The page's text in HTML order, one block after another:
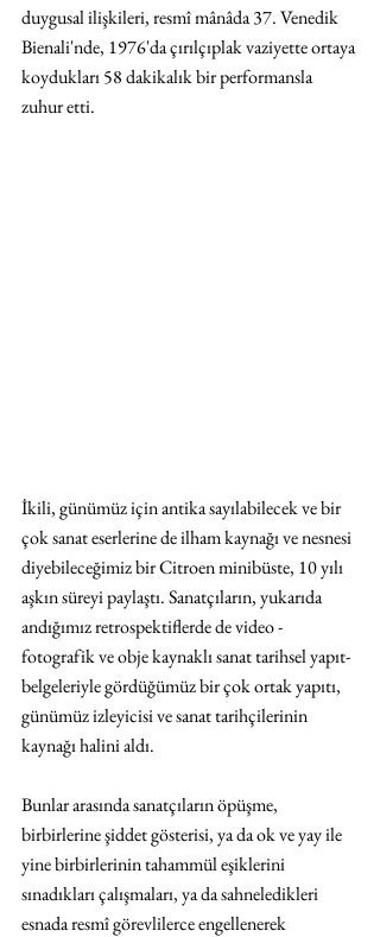
duygusal ilişkileri, resmî mânâda 37. Venedik
Bienali'nde, 1976'da çırılçıplak vaziyette ortaya
koydukları 58 dakikalık bir performansla
zuhur etti.
İkili, günümüz için antika sayılabilecek ve bir
çok sanat eserlerine de ilham kaynağı ve nesnesi
diyebileceğimiz bir Citroen minibüste, 10 yılı
aşkın süreyi paylaştı. Sanatçıların, yukarıda
andığımız retrospektiflerde de video -
fotografik ve obje kaynaklı sanat tarihsel yapıt-
belgeleriyle gördüğümüz bir çok ortak yapıtı,
günümüz izleyicisi ve sanat tarihçilerinin
kaynağı halini aldı.
Bunlar arasında sanatçıların öpüşme,
birbirlerine şiddet gösterisi, ya da ok ve yay ile
yine birbirlerinin tahammül eşiklerini
sınadıkları çalışmaları, ya da sahneledikleri
esnada resmî görevlilerce engellenerek